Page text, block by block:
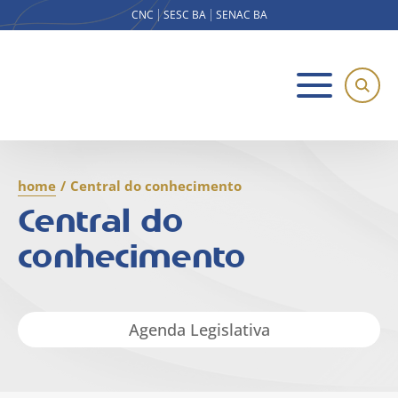
CNC SESC BA SENAC BA
home / Central do conhecimento
Central do
conhecimento
Agenda Legislativa